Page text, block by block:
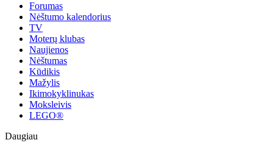
Forumas
Nėštumo kalendorius
TV
Moterų klubas
Naujienos
Nėštumas
Kūdikis
Mažylis
Ikimokyklinukas
Moksleivis
LEGO®
Daugiau